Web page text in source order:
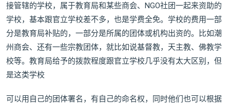
接管辖的学校，属于教育局和某些商会、NGO社团一起来资助的
学校，基本跟官立学校差不多，也是学费全免。学校的费用一部
分是教育局补贴的，一部分是所属的团体或机构出资的。比如潮
州商会、还有一些宗教团体，就比如说基督教，天主教、佛教学
校等。教育局给予的拨款程度跟官立学校几乎没有太大区别，但
是这类学校
可以用自己的团体署名，有自己的命名权，同时他们也可以根据